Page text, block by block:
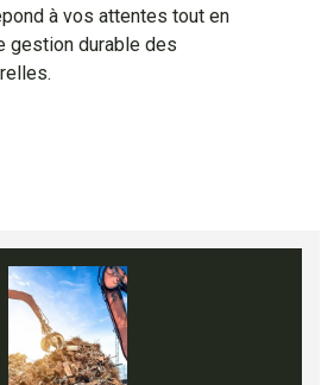
à vos attentes tout en
gestion durable des